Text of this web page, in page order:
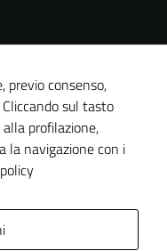
previo consenso,
sul tasto
profilazione,
la navigazione con i
disabilitati.
cookie
raccolgono
informazioni